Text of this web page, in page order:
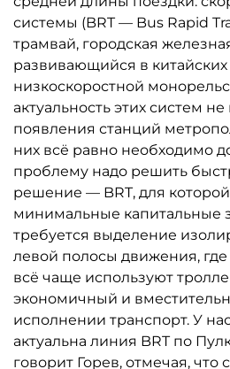
системы (BRT — Bus Rapid
трамвай, городская
развивающийся в китайских
низкоскоростной
актуальность этих систем
появления станций
них всё равно необходимо
проблему надо решить
решение — BRT, для
минимальные капитальные
требуется выделение
левой полосы движения,
всё чаще используют
экономичный и
исполнении транспорт. У
актуальна линия BRT по
говорит Горев, отмечая, что